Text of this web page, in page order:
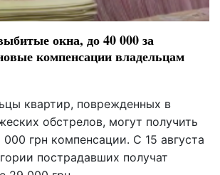
окна, до 40 000 за
компенсации владельцам
квартир, поврежденных в
обстрелов, могут получить
грн компенсации. С 15 августа
пострадавших получат